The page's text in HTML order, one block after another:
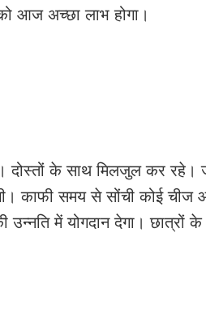
आज अच्छा लाभ होगा।
दोस्तों के साथ मिलजुल कर
काफी समय से सोंची कोई
में योगदान देगा। छात्रों